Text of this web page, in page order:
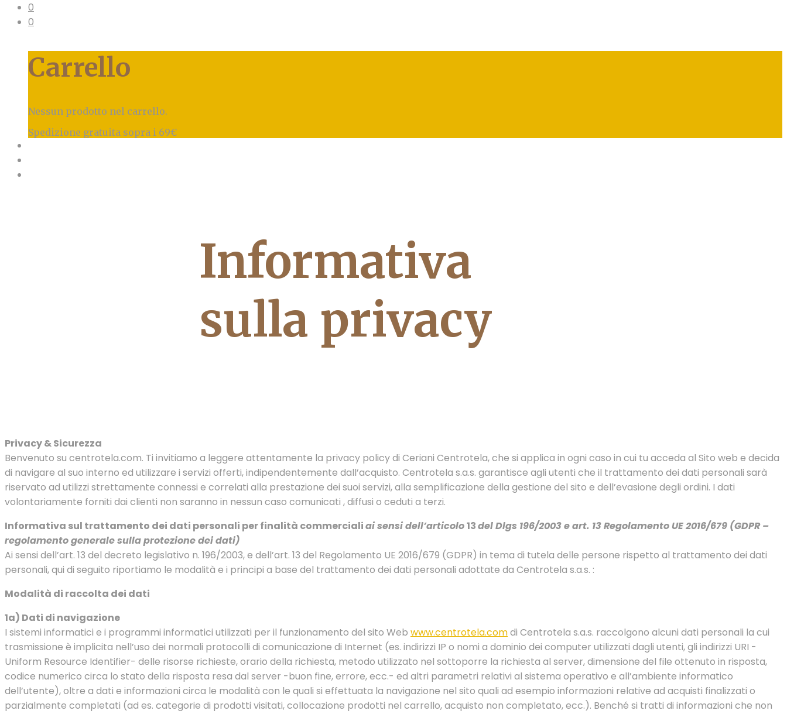
0
0
Carrello
Nessun prodotto nel carrello.
Spedizione gratuita sopra i 69€
Informativa
sulla privacy
Privacy & Sicurezza
Benvenuto su centrotela.com. Ti invitiamo a leggere attentamente la privacy policy di Ceriani Centrotela, che si applica in ogni caso in cui tu acceda al Sito web e decida
di navigare al suo interno ed utilizzare i servizi offerti, indipendentemente dall’acquisto. Centrotela s.a.s. garantisce agli utenti che il trattamento dei dati personali sarà
riservato ad utilizzi strettamente connessi e correlati alla prestazione dei suoi servizi, alla semplificazione della gestione del sito e dell’evasione degli ordini. I dati
volontariamente forniti dai clienti non saranno in nessun caso comunicati , diffusi o ceduti a terzi.
Informativa sul trattamento dei dati personali per finalità commercialiai sensi dell’articolo13del Dlgs 196/2003 e art. 13 Regolamento UE 2016/679 (GDPR –
regolamento generale sulla protezione dei dati)
Ai sensi dell’art. 13 del decreto legislativo n. 196/2003, e dell’art. 13 del Regolamento UE 2016/679 (GDPR) in tema di tutela delle persone rispetto al trattamento dei dati
personali, qui di seguito riportiamo le modalità e i principi a base del trattamento dei dati personali adottate da Centrotela s.a.s. :
Modalità di raccolta dei dati
1a) Dati di navigazione
I sistemi informatici e i programmi informatici utilizzati per il funzionamento del sito Web www.centrotela.comdi Centrotela s.a.s. raccolgono alcuni dati personali la cui
trasmissione è implicita nell’uso dei normali protocolli di comunicazione di Internet (es. indirizzi IP o nomi a dominio dei computer utilizzati dagli utenti, gli indirizzi URI -
Uniform Resource Identifier- delle risorse richieste, orario della richiesta, metodo utilizzato nel sottoporre la richiesta al server, dimensione del file ottenuto in risposta,
codice numerico circa lo stato della risposta resa dal server -buon fine, errore, ecc.- ed altri parametri relativi al sistema operativo e all’ambiente informatico
dell’utente), oltre a dati e informazioni circa le modalità con le quali si effettuata la navigazione nel sito quali ad esempio informazioni relative ad acquisti finalizzati o
parzialmente completati (ad es. categorie di prodotti visitati, collocazione prodotti nel carrello, acquisto non completato, ecc.). Benché si tratti di informazioni che non